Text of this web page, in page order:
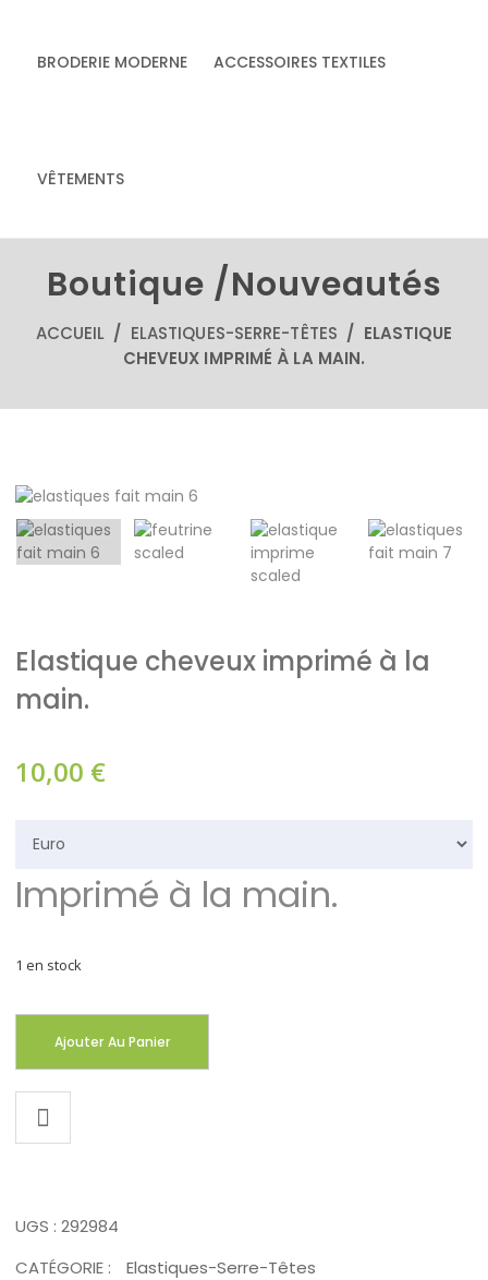
écoresponsables
BRODERIE MODERNE ACCESSOIRES TEXTILES
VÊTEMENTS
Boutique /Nouveautés
ACCUEIL / ELASTIQUES-SERRE-TÊTES / ELASTIQUE
CHEVEUX IMPRIMÉ À LA MAIN.
Elastique cheveux imprimé à la
main.
10,00 €
Imprimé à la main.
1 en stock
Ajouter Au Panier
UGS : 292984
CATÉGORIE :
Elastiques-Serre-Têtes